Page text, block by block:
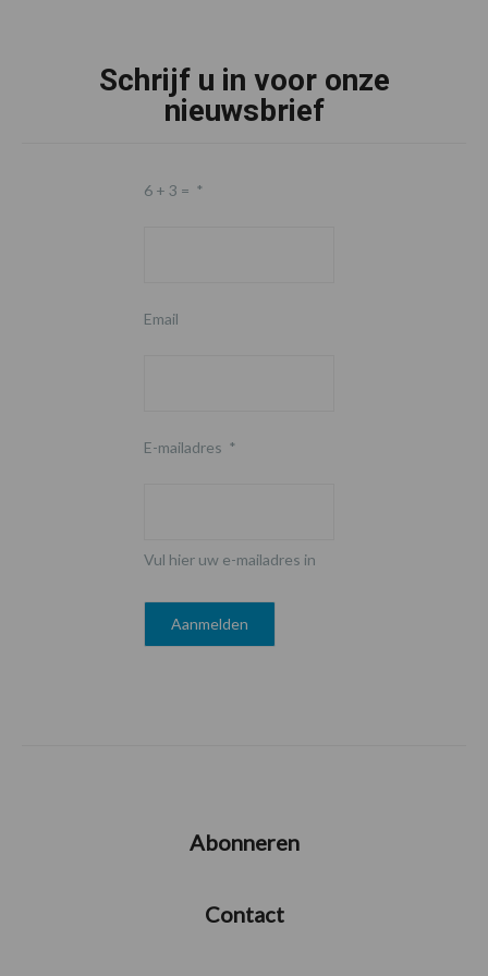
Schrijf u in voor onze
nieuwsbrief
6 + 3 = *
Email
E-mailadres *
Vul hier uw e-mailadres in
Abonneren
Contact